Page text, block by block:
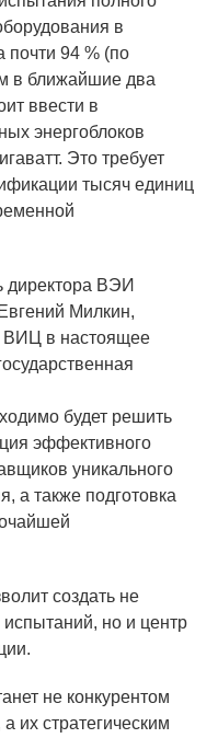
технологий
высоких
и
в
почти 94 % (по
в ближайшие два
ввести в
энергоблоков
Это требует
тысяч единиц
директора ВЭИ
Милкин,
ВИЦ в настоящее
будет решить
эффективного
уникального
а также подготовка
создать не
но и центр
не конкурентом
их стратегическим